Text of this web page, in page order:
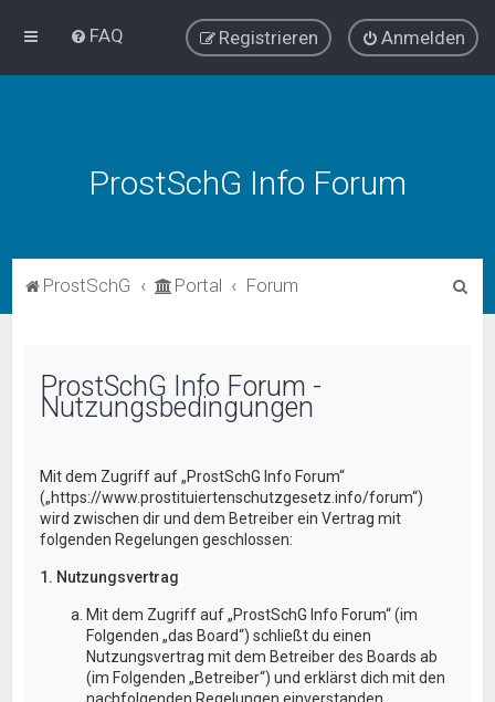
FAQ Anmelden
Registrieren
ProstSchG Info Forum
ProstSchG Portal Forum
ProstSchG Info Forum -
Nutzungsbedingungen
Mit dem Zugriff auf „ProstSchG Info Forum“
(„https://www.prostituiertenschutzgesetz.info/forum“)
wird zwischen dir und dem Betreiber ein Vertrag mit
folgenden Regelungen geschlossen:
1. Nutzungsvertrag
Mit dem Zugriff auf „ProstSchG Info Forum“ (im
Folgenden „das Board“) schließt du einen
Nutzungsvertrag mit dem Betreiber des Boards ab
(im Folgenden „Betreiber“) und erklärst dich mit den
nachfolgenden Regelungen einverstanden.